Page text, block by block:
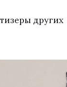
других